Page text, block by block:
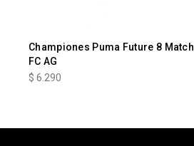
Championes Puma Future 8 Match
FC AG
$ 6.290